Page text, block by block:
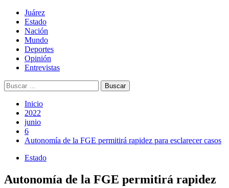
Juárez
Estado
Nación
Mundo
Deportes
Opinión
Entrevistas
Buscar:
Inicio
2022
junio
6
Autonomía de la FGE permitirá rapidez para esclarecer casos
Estado
Autonomía de la FGE permitirá rapidez